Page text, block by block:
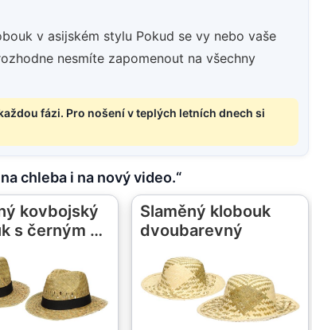
v asijském stylu Pokud se vy nebo vaše
nesmíte zapomenout na všechny
fázi. Pro nošení v teplých letních dnech si
chleba i na nový video.“
kovbojský
s černým …
Slaměný klobouk
dvoubarevný